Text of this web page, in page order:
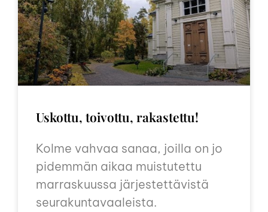
Uskottu, toivottu, rakastettu!
Kolme vahvaa sanaa, joilla on jo
pidemmän aikaa muistutettu
marraskuussa järjestettävistä
seurakuntavaaleista.